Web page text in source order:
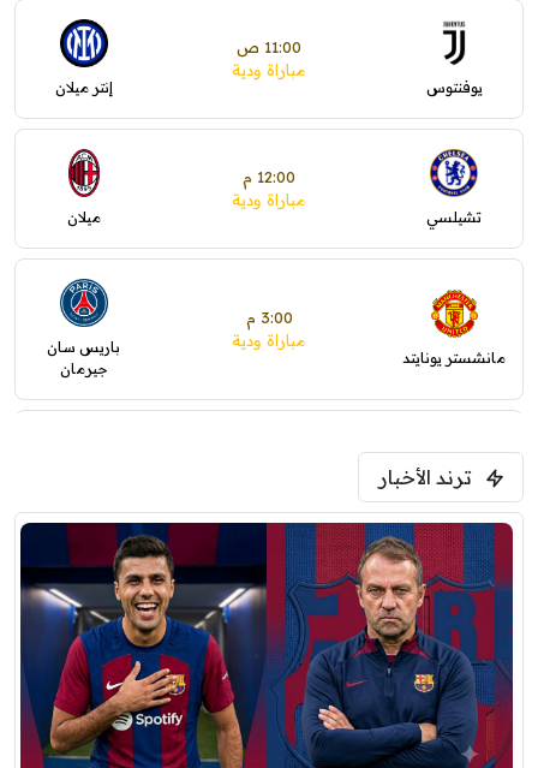
يوفنتوس
11:00 ص
مباراة ودية
إنتر ميلان
تشيلسي
12:00 م
مباراة ودية
ميلان
مانشستر يونايتد
3:00 م
مباراة ودية
باريس سان
جيرمان
فرينتسفاروشي
برشلونة
7:00 م
مباراة ودية
نوتنغهام فورست
اودينيزي
مباراة ودية
برشلونة
ترند الأخبار